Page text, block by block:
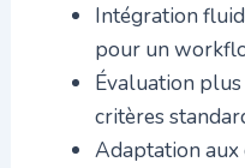
Intégration
pour un
Évaluation plus
critères
Adaptation aux